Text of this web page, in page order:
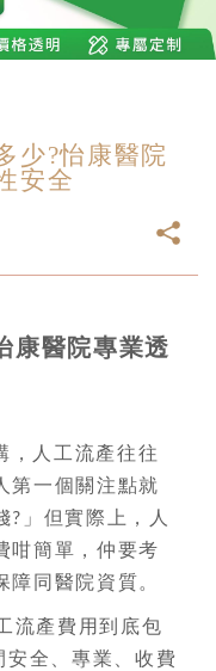
少?怡康醫院
安全
康醫院專業透
人工流產往往
第一個關注點就
? 」但實際上，人
咁簡單，仲要考
同醫院資質。
流產費用到底包
安全、專業、收費